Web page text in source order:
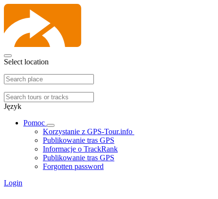
Select location
Język
Pomoc
Korzystanie z GPS-Tour.info
Publikowanie tras GPS
Informacje o TrackRank
Publikowanie tras GPS
Forgotten password
Login